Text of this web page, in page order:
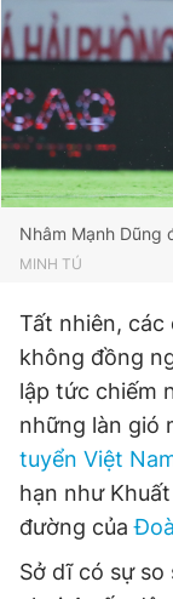
Nhâm Mạnh Dũng
MINH TÚ
Tất nhiên, các
không đồng
lập tức chiếm
những làn gió
tuyển Việt
hạn như
đường của
Sở dĩ có sự so